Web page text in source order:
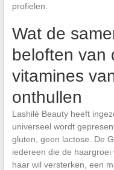
profielen.
Wat de
beloften van
vitamines
onthullen
Lashilé Beauty heeft
universeel wordt
gluten, geen lactose. De
iedereen die de
haar wil versterken, een